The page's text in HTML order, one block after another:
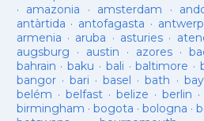
· amazonia · amsterdam ·
antàrtida · antofagasta ·
armenia · aruba · asturies·
augsburg · austin · azores·
bahrain ·baku · bali ·baltimore ·
bangor· bari ·basel ·bath ·
belém · belfast· belize · berlin
birmingham · bogota · bologna ·